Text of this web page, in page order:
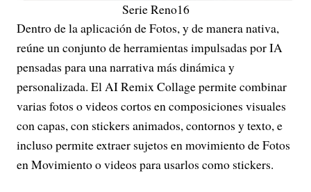
Serie Reno16
Dentro de la aplicación de Fotos, y de manera nativa,
reúne un conjunto de herramientas impulsadas por IA
pensadas para una narrativa más dinámica y
personalizada. El AI Remix Collage permite combinar
varias fotos o videos cortos en composiciones visuales
con capas, con stickers animados, contornos y texto, e
incluso permite extraer sujetos en movimiento de Fotos
en Movimiento o videos para usarlos como stickers.